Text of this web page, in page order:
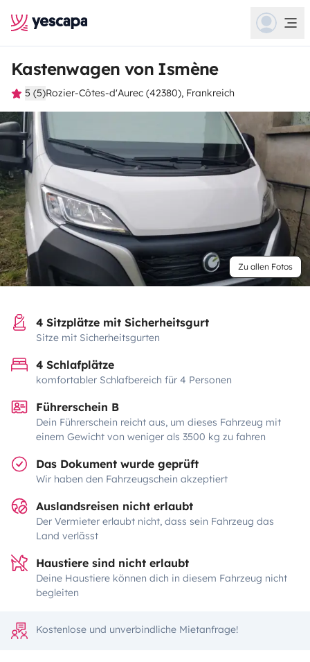
Kastenwagen von Ismène
5 (5)Rozier-Côtes-d'Aurec (42380), Frankreich
Zu allen Fotos
4 Sitzplätze mit Sicherheitsgurt
Sitze mit Sicherheitsgurten
4 Schlafplätze
komfortabler Schlafbereich für 4 Personen
Führerschein B
Dein Führerschein reicht aus, um dieses Fahrzeug mit
einem Gewicht von weniger als 3500 kg zu fahren
Das Dokument wurde geprüft
Wir haben den Fahrzeugschein akzeptiert
Auslandsreisen nicht erlaubt
Der Vermieter erlaubt nicht, dass sein Fahrzeug das
Land verlässt
Haustiere sind nicht erlaubt
Deine Haustiere können dich in diesem Fahrzeug nicht
begleiten
Kostenlose und unverbindliche Mietanfrage!